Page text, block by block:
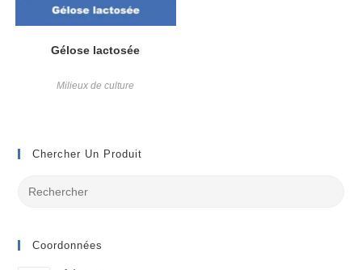
Gélose lactosée
Milieux de culture
Chercher Un Produit
Coordonnées